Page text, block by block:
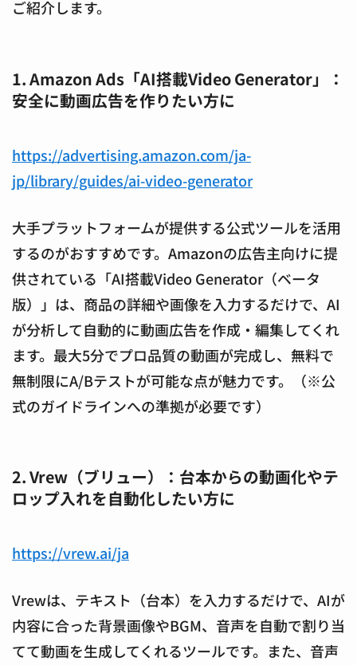
ご紹介します。
1. Amazon Ads「AI搭載Video Generator」：
安全に動画広告を作りたい方に
https://advertising.amazon.com/ja-
jp/library/guides/ai-video-generator
大手プラットフォームが提供する公式ツールを活用
するのがおすすめです。Amazonの広告主向けに提
供されている「AI搭載Video Generator（ベータ
版）」は、商品の詳細や画像を入力するだけで、AI
が分析して自動的に動画広告を作成・編集してくれ
ます。最大5分でプロ品質の動画が完成し、無料で
無制限にA/Bテストが可能な点が魅力です。（※公
式のガイドラインへの準拠が必要です）
2. Vrew（ブリュー）：台本からの動画化やテ
ロップ入れを自動化したい方に
https://vrew.ai/ja
Vrewは、テキスト（台本）を入力するだけで、AIが
内容に合った背景画像やBGM、音声を自動で割り当
てて動画を生成してくれるツールです。また、音声